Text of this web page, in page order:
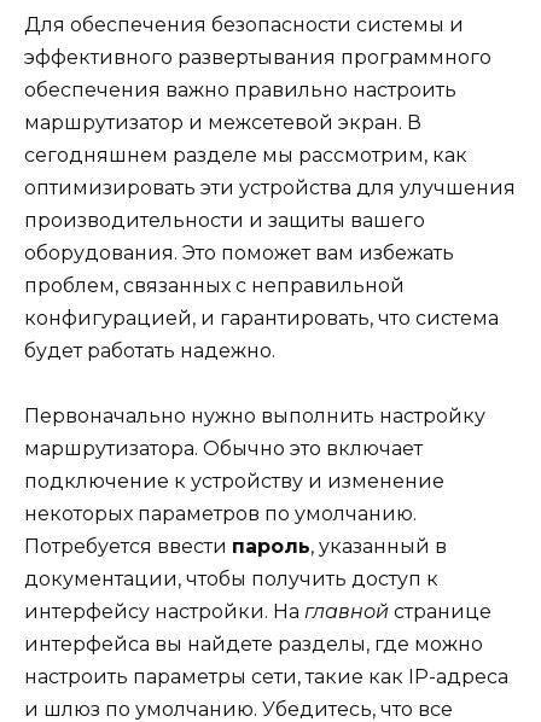
Для обеспечения безопасности системы и
эффективного развертывания программного
обеспечения важно правильно настроить
маршрутизатор и межсетевой экран. В
сегодняшнем разделе мы рассмотрим, как
оптимизировать эти устройства для улучшения
производительности и защиты вашего
оборудования. Это поможет вам избежать
проблем, связанных с неправильной
конфигурацией, и гарантировать, что система
будет работать надежно.
Первоначально нужно выполнить настройку
маршрутизатора. Обычно это включает
подключение к устройству и изменение
некоторых параметров по умолчанию.
Потребуется ввести пароль, указанный в
документации, чтобы получить доступ к
интерфейсу настройки. На главной странице
интерфейса вы найдете разделы, где можно
настроить параметры сети, такие как IP-адреса
и шлюз по умолчанию. Убедитесь, что все